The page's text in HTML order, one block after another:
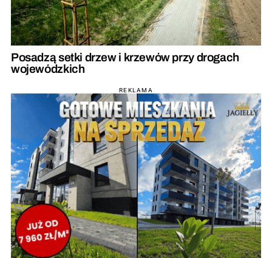
Posadzą setki drzew i krzewów przy drogach
wojewódzkich
REKLAMA